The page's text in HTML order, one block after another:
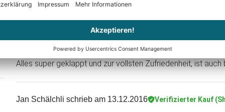
schrieb am 28.12.2016
Alles super geklappt und zur vollsten Zufriedenheit, ist
Jan Schälchli schrieb am 13.12.2016 Verifizierter Kauf